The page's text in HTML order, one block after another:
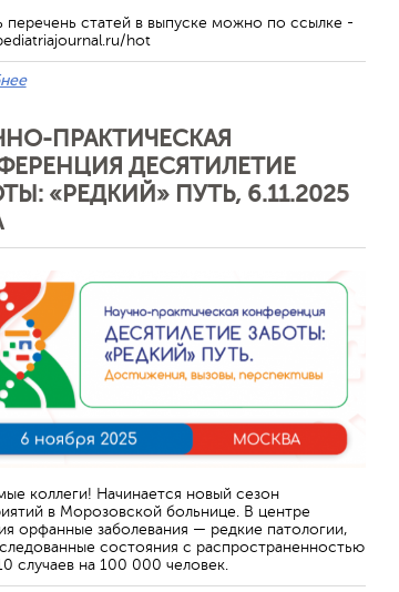
перечень статей в выпуске можно по ссылке -
hot
ПРАКТИЧЕСКАЯ
ДЕСЯТИЛЕТИЕ
«РЕДКИЙ» ПУТЬ, 6.11.2025
коллеги! Начинается новый сезон
в Морозовской больнице. В центре
орфанные заболевания — редкие патологии,
состояния с распространенностью
случаев на 100 000 человек.
Отменить